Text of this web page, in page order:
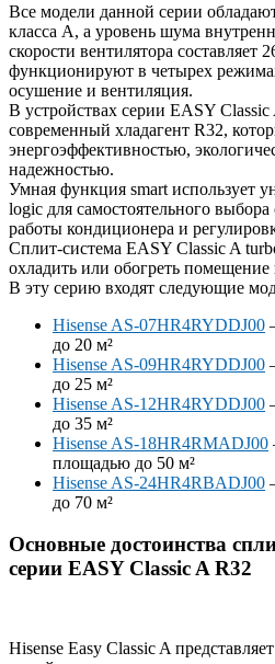
Все модели данной серии
класса А, а уровень шума
скорости вентилятора
функционируют в четырех
осушение и вентиляция.
В устройствах серии EASY Classic
современный хладагент R32,
энергоэффективностью,
надежностью.
Умная функция smart использует
logic для самостоятельного
работы кондиционера и
Сплит-система EASY Classic A
охладить или обогреть помещение
В эту серию входят следующие
Hisense AS-07HR4RYDDJ00
до 20 м²
Hisense AS-09HR4RYDDJ00
до 25 м²
Hisense AS-12HR4RYDDJ00
до 35 м²
Hisense AS-18HR4RMADJ00
площадью до 50 м²
Hisense AS-24HR4RBADJ00
до 70 м²
Основные достоинства
серии EASY Classic A R32
Hisense Easy Classic A